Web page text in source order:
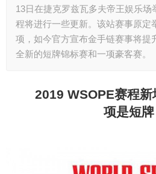
13日在捷克罗兹瓦多夫帝王娱乐场
程将进行一些更新。该站赛事原定
项，如今官方宣布金手链赛事将提
全新的短牌锦标赛和一项豪客赛。
2019 WSOPE赛程新
项是短牌